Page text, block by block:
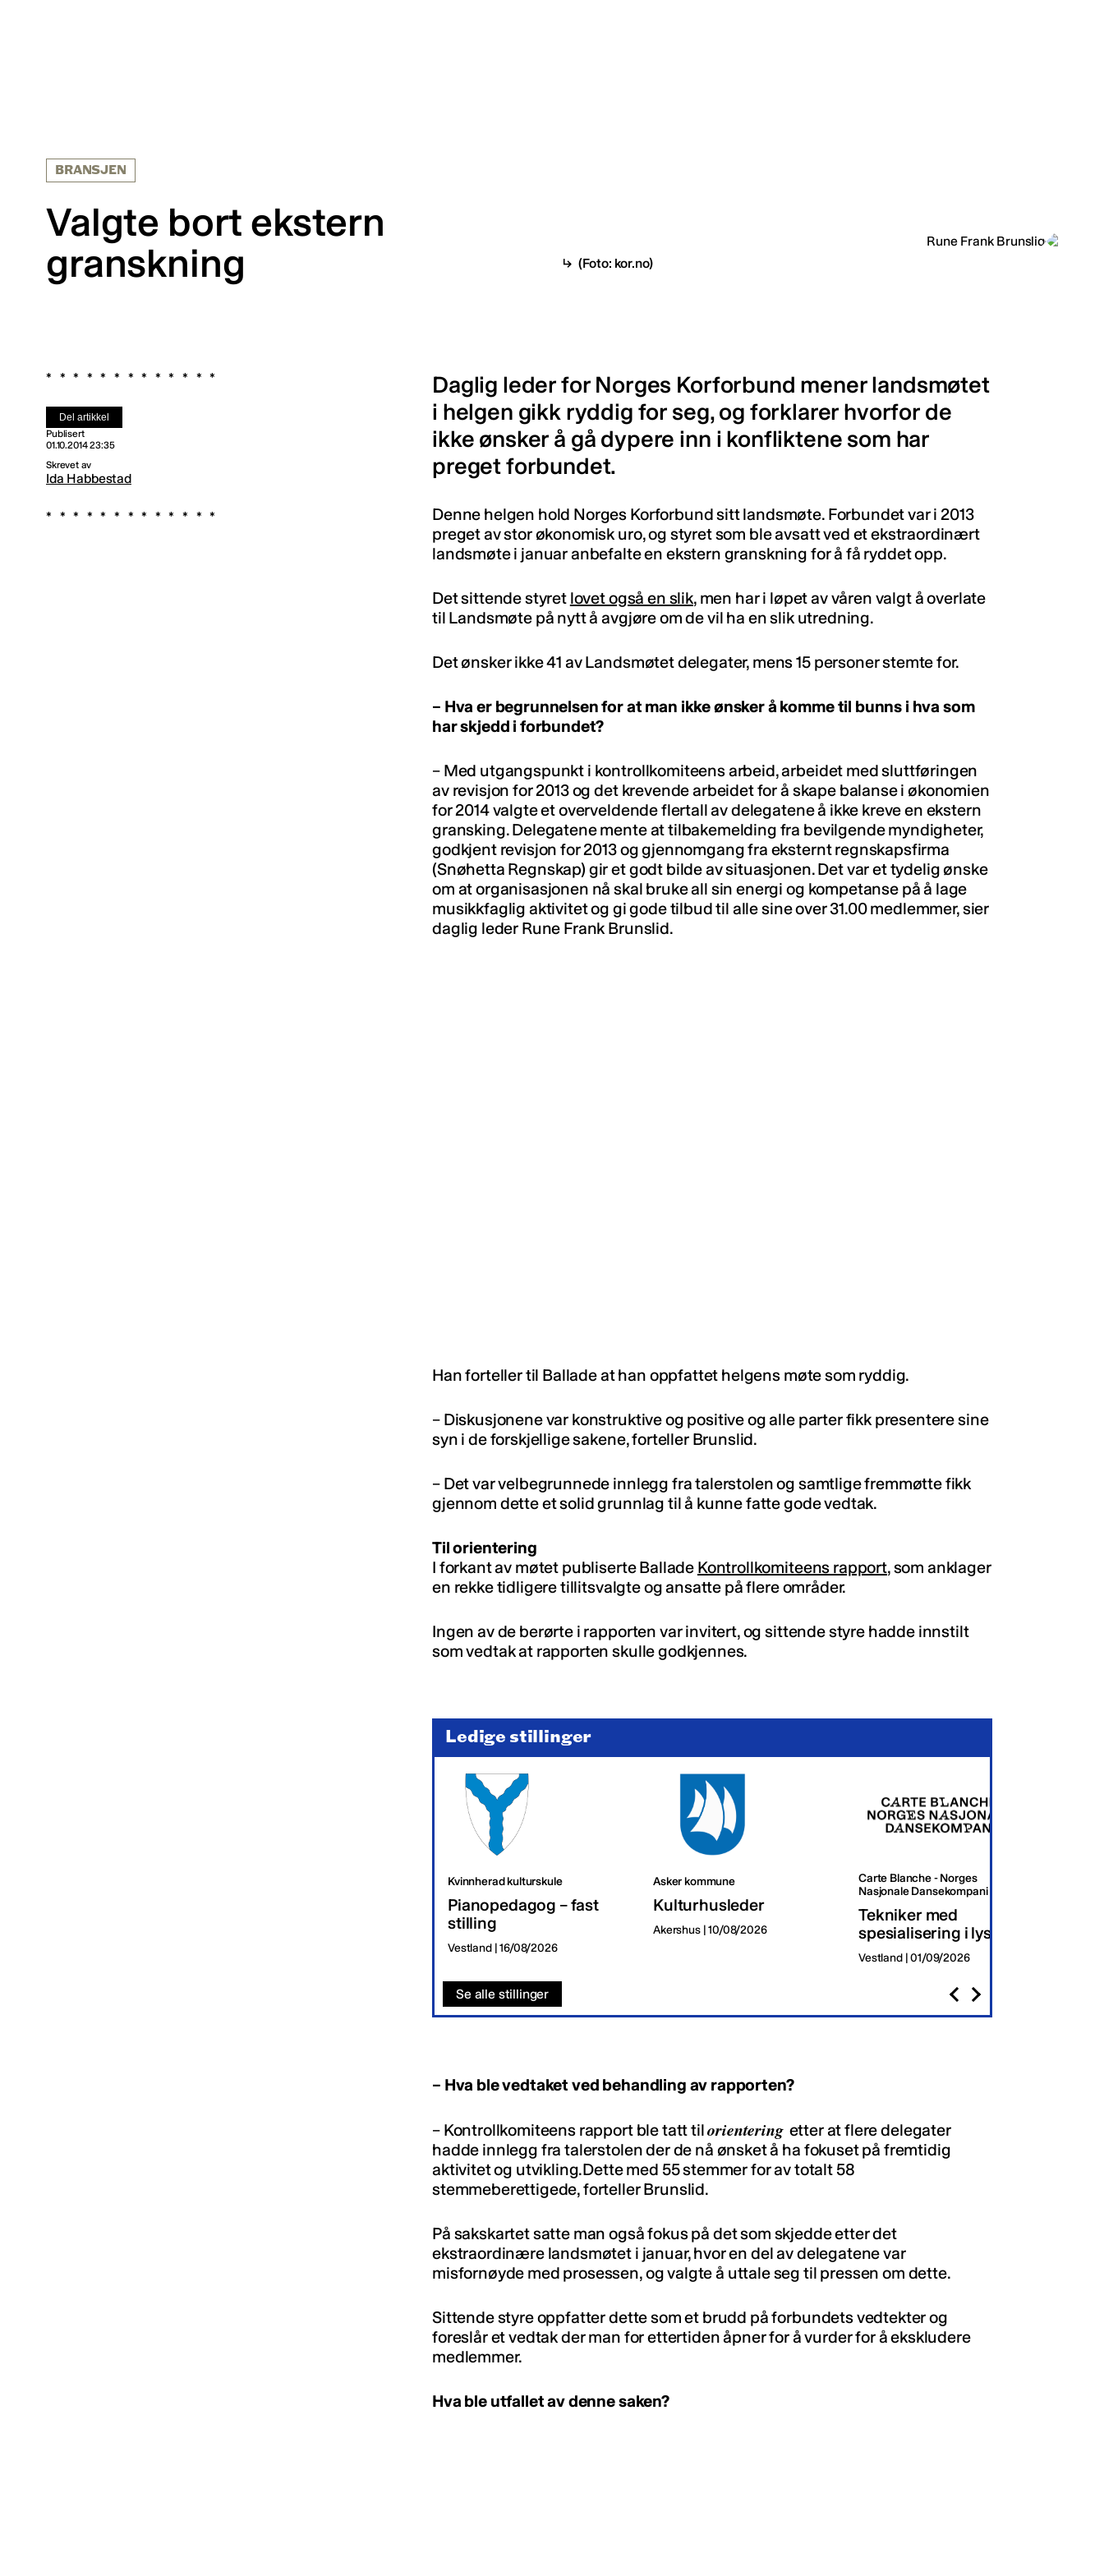
(Foto: kor.no)
BRANSJEN
Valgte bort ekstern
granskning
Del artikkel
Publisert
01.10.2014 23:35
Skrevet av
Ida Habbestad
Daglig leder for Norges Korforbund mener landsmøtet
i helgen gikk ryddig for seg, og forklarer hvorfor de
ikke ønsker å gå dypere inn i konfliktene som har
preget forbundet.
Denne helgen hold Norges Korforbund sitt landsmøte. Forbundet var i 2013
preget av stor økonomisk uro, og styret som ble avsatt ved et ekstraordinært
landsmøte i januar anbefalte en ekstern granskning for å få ryddet opp.
Det sittende styret lovet også en slik, men har i løpet av våren valgt å overlate
til Landsmøte på nytt å avgjøre om de vil ha en slik utredning.
Det ønsker ikke 41 av Landsmøtet delegater, mens 15 personer stemte for.
– Hva er begrunnelsen for at man ikke ønsker å komme til bunns i hva som
har skjedd i forbundet?
– Med utgangspunkt i kontrollkomiteens arbeid, arbeidet med sluttføringen
av revisjon for 2013 og det krevende arbeidet for å skape balanse i økonomien
for 2014 valgte et overveldende flertall av delegatene å ikke kreve en ekstern
gransking. Delegatene mente at tilbakemelding fra bevilgende myndigheter,
godkjent revisjon for 2013 og gjennomgang fra eksternt regnskapsfirma
(Snøhetta Regnskap) gir et godt bilde av situasjonen. Det var et tydelig ønske
om at organisasjonen nå skal bruke all sin energi og kompetanse på å lage
musikkfaglig aktivitet og gi gode tilbud til alle sine over 31.00 medlemmer, sier
daglig leder Rune Frank Brunslid.
Han forteller til Ballade at han oppfattet helgens møte som ryddig.
– Diskusjonene var konstruktive og positive og alle parter fikk presentere sine
syn i de forskjellige sakene, forteller Brunslid.
– Det var velbegrunnede innlegg fra talerstolen og samtlige fremmøtte fikk
gjennom dette et solid grunnlag til å kunne fatte gode vedtak.
Til orientering
I forkant av møtet publiserte Ballade Kontrollkomiteens rapport, som anklager
en rekke tidligere tillitsvalgte og ansatte på flere områder.
Ingen av de berørte i rapporten var invitert, og sittende styre hadde innstilt
som vedtak at rapporten skulle godkjennes.
Ledige stillinger
Kvinnherad kulturskule
Pianopedagog – fast
stilling
Vestland | 16/08/2026
Asker kommune
Kulturhusleder
Akershus | 10/08/2026
Carte Blanche - Norges
Nasjonale Dansekompani
Tekniker med
spesialisering i lys
Vestland | 01/09/2026
Se alle stillinger
– Hva ble vedtaket ved behandling av rapporten?
– Kontrollkomiteens rapport ble tatt tilorientering etter at flere delegater
hadde innlegg fra talerstolen der de nå ønsket å ha fokuset på fremtidig
aktivitet og utvikling.Dette med 55 stemmer for av totalt 58
stemmeberettigede, forteller Brunslid.
På sakskartet satte man også fokus på det som skjedde etter det
ekstraordinære landsmøtet i januar, hvor en del av delegatene var
misfornøyde med prosessen, og valgte å uttale seg til pressen om dette.
Sittende styre oppfatter dette som et brudd på forbundets vedtekter og
foreslår et vedtak der man for ettertiden åpner for å vurder for å ekskludere
medlemmer.
Hva ble utfallet av denne saken?